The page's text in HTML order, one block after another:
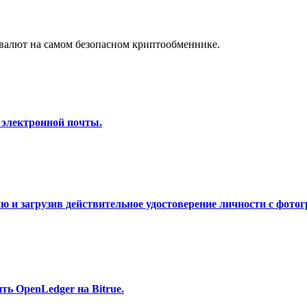
на самом безопасном криптообменнике.
почты.
загрузив действительное удостоверение личности с
OpenLedger на Bitrue.